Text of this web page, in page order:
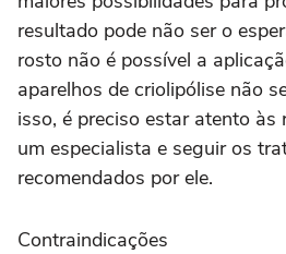
resultado pode não ser o
rosto não é possível a
aparelhos de criolipólise não
isso, é preciso estar atento às
um especialista e seguir os
recomendados por ele.
Contraindicações